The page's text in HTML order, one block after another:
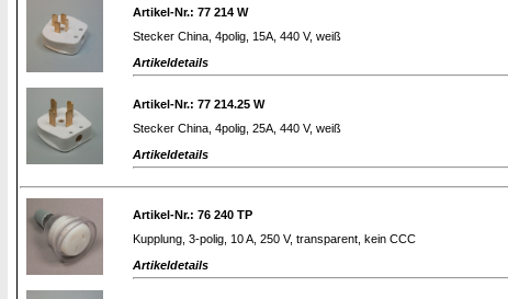
Artikel-Nr.: 77 214 W
Stecker China, 4polig, 15A, 440 V, weiß
Artikeldetails
Artikel-Nr.: 77 214.25 W
Stecker China, 4polig, 25A, 440 V, weiß
Artikeldetails
Artikel-Nr.: 76 240 TP
Kupplung, 3-polig, 10 A, 250 V, transparent, kein CCC
Artikeldetails